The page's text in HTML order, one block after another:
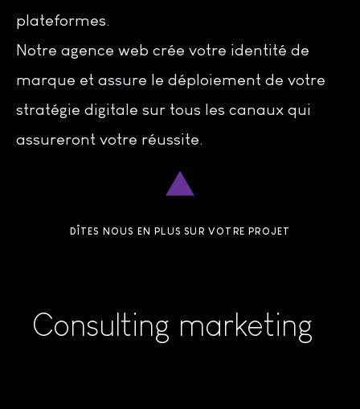
plateformes.
Notre agence web crée votre identité de
marque et assure le déploiement de votre
stratégie digitale sur tous les canaux qui
assureront votre réussite.
DÎTES NOUS EN PLUS SUR VOTRE PROJET
Consulting marketing